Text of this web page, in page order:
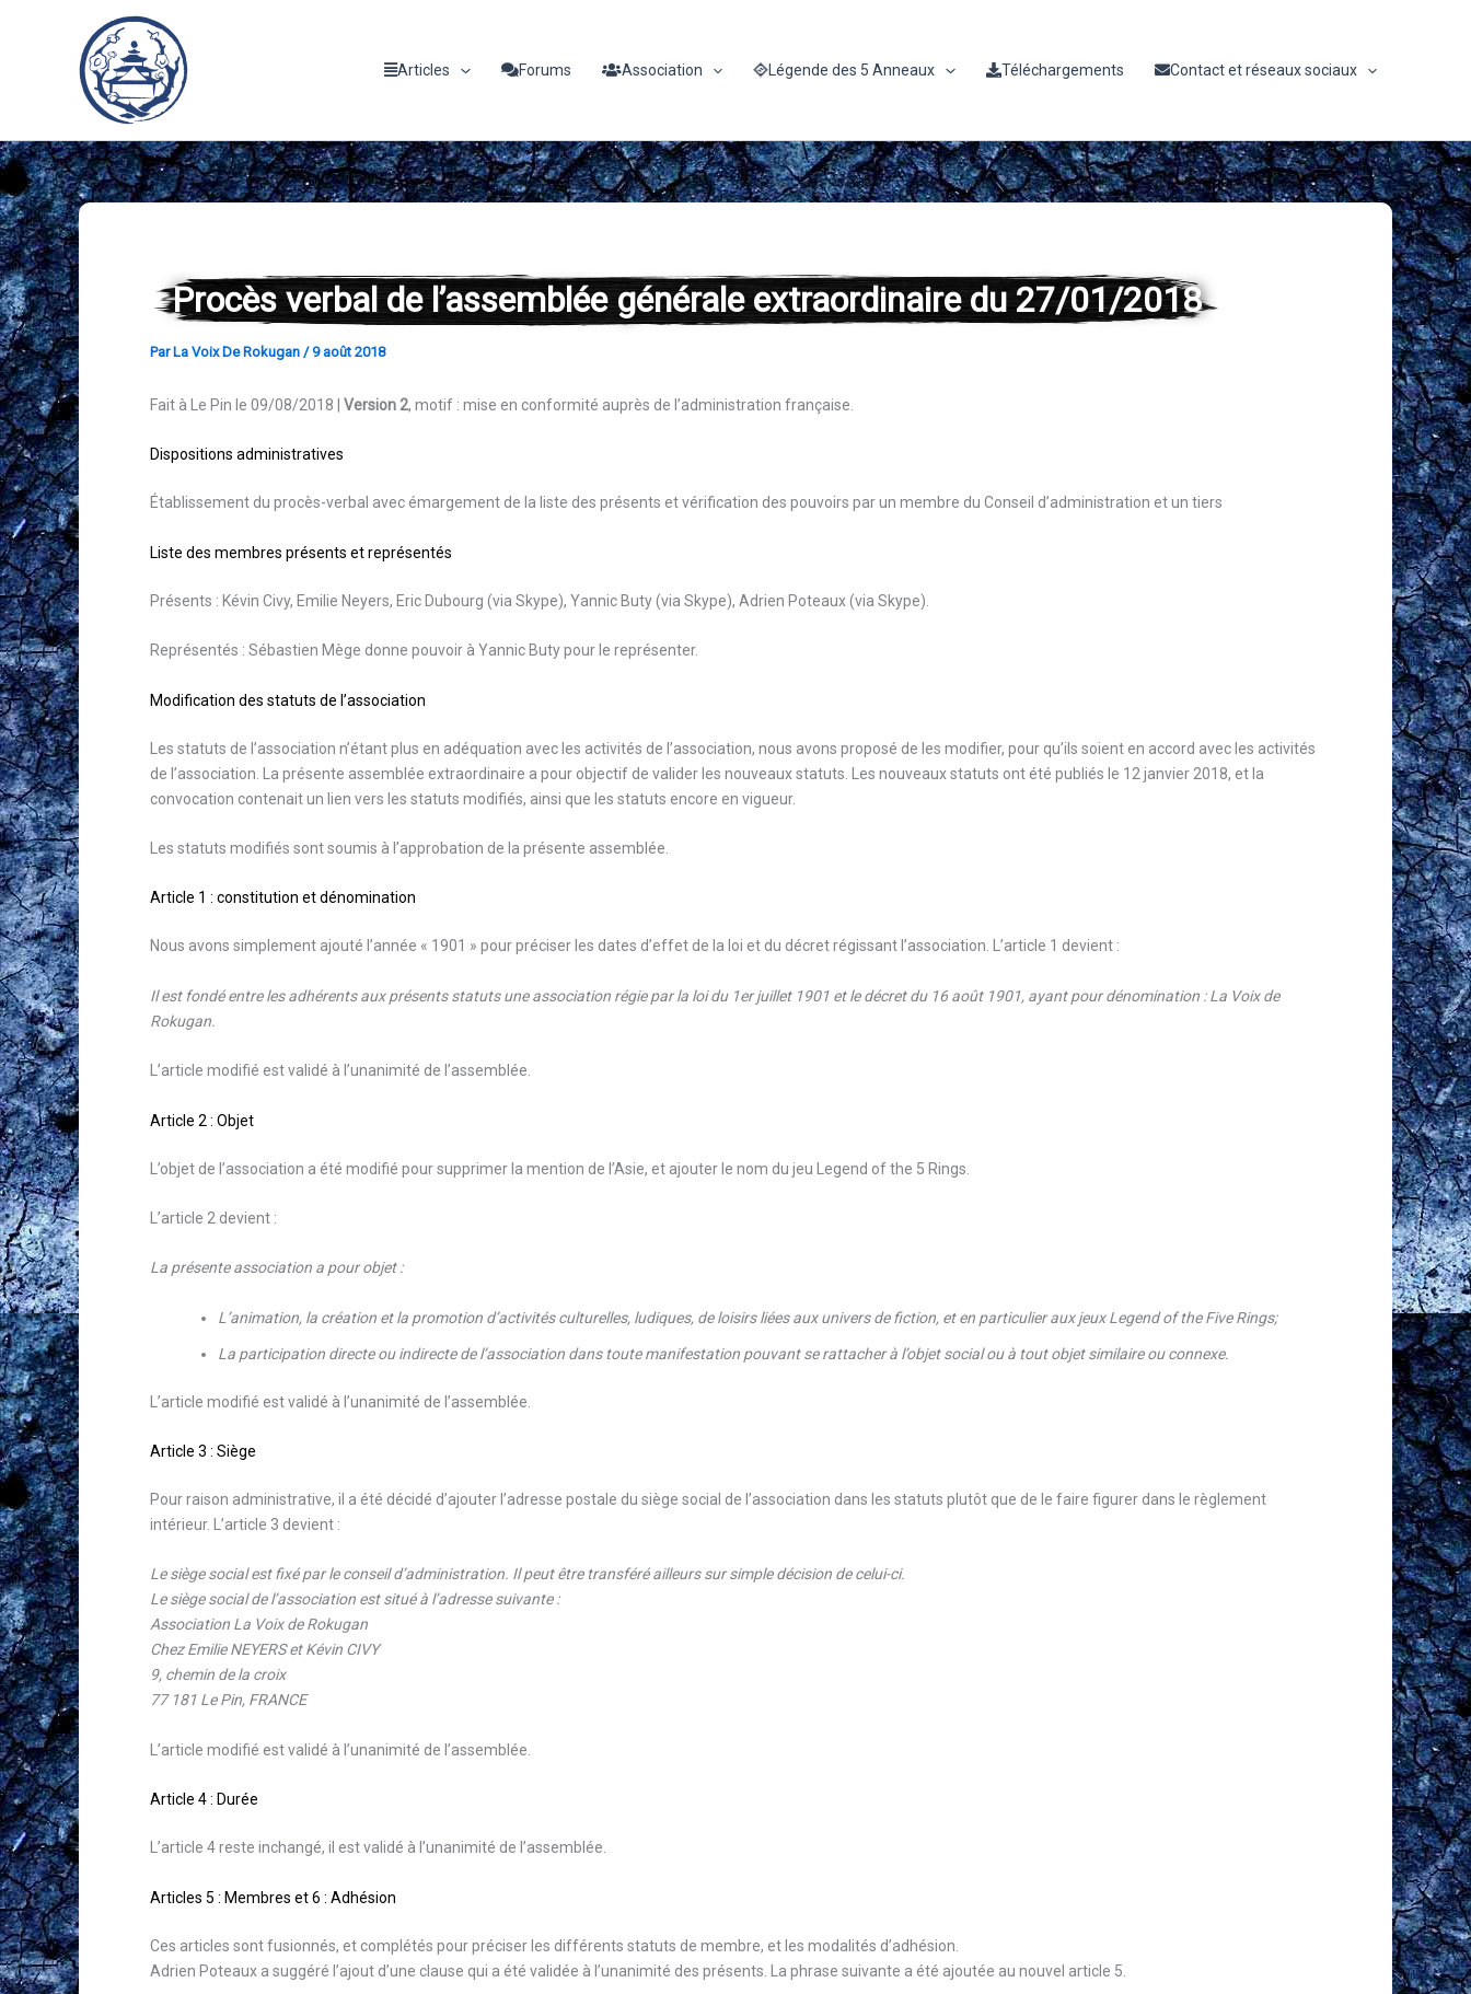
Articles Forums Association Légende des 5 Anneaux Téléchargements Contact et réseaux sociaux
Procès verbal de l’assemblée générale extraordinaire du 27/01/2018
Par La Voix De Rokugan /9 août 2018
Fait à Le Pin le 09/08/2018 | Version 2, motif : mise en conformité auprès de l’administration française.
Dispositions administratives
Établissement du procès-verbal avec émargement de la liste des présents et vérification des pouvoirs par un membre du Conseil d’administration et un tiers
Liste des membres présents et représentés
Présents : Kévin Civy, Emilie Neyers, Eric Dubourg (via Skype), Yannic Buty (via Skype), Adrien Poteaux (via Skype).
Représentés : Sébastien Mège donne pouvoir à Yannic Buty pour le représenter.
Modification des statuts de l’association
Les statuts de l’association n’étant plus en adéquation avec les activités de l’association, nous avons proposé de les modifier, pour qu’ils soient en accord avec les activités
de l’association. La présente assemblée extraordinaire a pour objectif de valider les nouveaux statuts. Les nouveaux statuts ont été publiés le 12 janvier 2018, et la
convocation contenait un lien vers les statuts modifiés, ainsi que les statuts encore en vigueur.
Les statuts modifiés sont soumis à l’approbation de la présente assemblée.
Article 1 : constitution et dénomination
Nous avons simplement ajouté l’année « 1901 » pour préciser les dates d’effet de la loi et du décret régissant l’association. L’article 1 devient :
Il est fondé entre les adhérents aux présents statuts une association régie par la loi du 1er juillet 1901 et le décret du 16 août 1901, ayant pour dénomination : La Voix de
Rokugan.
L’article modifié est validé à l’unanimité de l’assemblée.
Article 2 : Objet
L’objet de l’association a été modifié pour supprimer la mention de l’Asie, et ajouter le nom du jeu Legend of the 5 Rings.
L’article 2 devient :
La présente association a pour objet :
L’animation, la création et la promotion d’activités culturelles, ludiques, de loisirs liées aux univers de fiction, et en particulier aux jeux Legend of the Five Rings;
La participation directe ou indirecte de l’association dans toute manifestation pouvant se rattacher à l’objet social ou à tout objet similaire ou connexe.
L’article modifié est validé à l’unanimité de l’assemblée.
Article 3 : Siège
Pour raison administrative, il a été décidé d’ajouter l’adresse postale du siège social de l’association dans les statuts plutôt que de le faire figurer dans le règlement
intérieur. L’article 3 devient :
Le siège social est fixé par le conseil d’administration. Il peut être transféré ailleurs sur simple décision de celui-ci.
Le siège social de l’association est situé à l’adresse suivante :
Association La Voix de Rokugan
Chez Emilie NEYERS et Kévin CIVY
9, chemin de la croix
77 181 Le Pin, FRANCE
L’article modifié est validé à l’unanimité de l’assemblée.
Article 4 : Durée
L’article 4 reste inchangé, il est validé à l’unanimité de l’assemblée.
Articles 5 : Membres et 6 : Adhésion
Ces articles sont fusionnés, et complétés pour préciser les différents statuts de membre, et les modalités d’adhésion.
Adrien Poteaux a suggéré l’ajout d’une clause qui a été validée à l’unanimité des présents. La phrase suivante a été ajoutée au nouvel article 5.